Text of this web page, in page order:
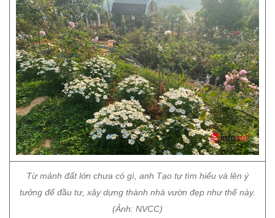
Từ mảnh đất lớn chưa có gì, anh Tạo tự tìm hiểu và lên ý
tưởng để đầu tư, xây dựng thành nhà vườn đẹp như thế này.
(Ảnh: NVCC)